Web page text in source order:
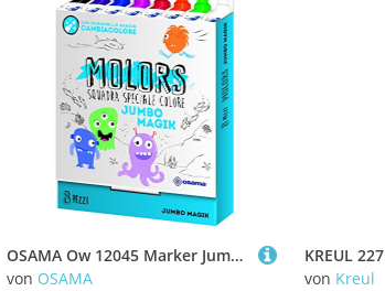
OSAMA Ow 12045 Marker Jumbo Magik bunt, 8 Stück
von OSAMA
von Kreul